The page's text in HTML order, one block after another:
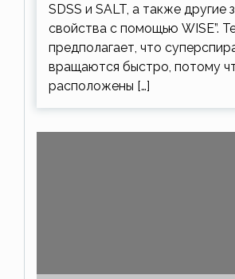
SDSS и SALT, а также другие
свойства с помощью WISE”.
предполагает, что
вращаются быстро, потому
расположены […]